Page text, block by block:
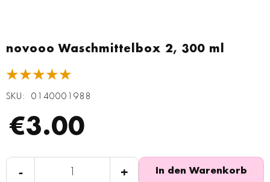
novooo Waschmittelbox 2, 300 ml
★★★★★
SKU 0140001988
€3.00
- + In den Warenkorb
Anfang
Bildgalerie